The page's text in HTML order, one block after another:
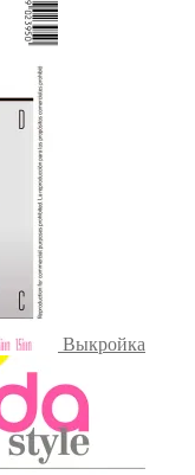
Выкройка